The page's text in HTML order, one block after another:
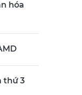
hóa
thứ 3